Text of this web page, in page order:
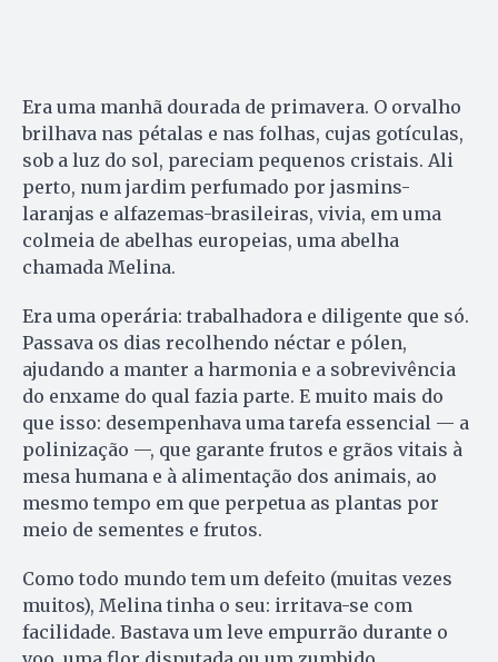
Era uma manhã dourada de primavera. O orvalho
brilhava nas pétalas e nas folhas, cujas gotículas,
sob a luz do sol, pareciam pequenos cristais. Ali
perto, num jardim perfumado por jasmins-
laranjas e alfazemas-brasileiras, vivia, em uma
colmeia de abelhas europeias, uma abelha
chamada Melina.
Era uma operária: trabalhadora e diligente que só.
Passava os dias recolhendo néctar e pólen,
ajudando a manter a harmonia e a sobrevivência
do enxame do qual fazia parte. E muito mais do
que isso: desempenhava uma tarefa essencial — a
polinização —, que garante frutos e grãos vitais à
mesa humana e à alimentação dos animais, ao
mesmo tempo em que perpetua as plantas por
meio de sementes e frutos.
Como todo mundo tem um defeito (muitas vezes
muitos), Melina tinha o seu: irritava-se com
facilidade. Bastava um leve empurrão durante o